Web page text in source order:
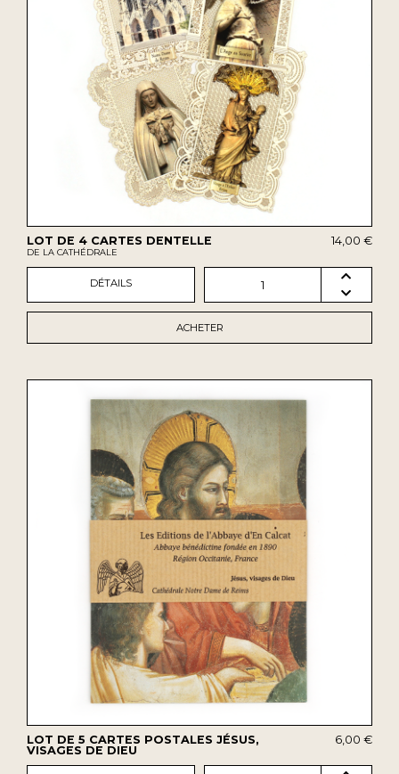
LOT DE 4 CARTES DENTELLE
DE LA CATHÉDRALE
14,00 €
DÉTAILS 1
ACHETER
LOT DE 5 CARTES POSTALES JÉSUS,
VISAGES DE DIEU
6,00 €